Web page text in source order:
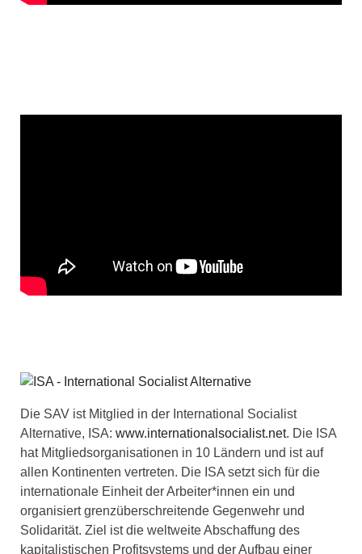
Die SAV ist Mitglied in der International Socialist
Alternative, ISA: www.internationalsocialist.net. Die ISA
hat Mitgliedsorganisationen in 10 Ländern und ist auf
allen Kontinenten vertreten. Die ISA setzt sich für die
internationale Einheit der Arbeiter*innen ein und
organisiert grenzüberschreitende Gegenwehr und
Solidarität. Ziel ist die weltweite Abschaffung des
kapitalistischen Profitsystems und der Aufbau einer